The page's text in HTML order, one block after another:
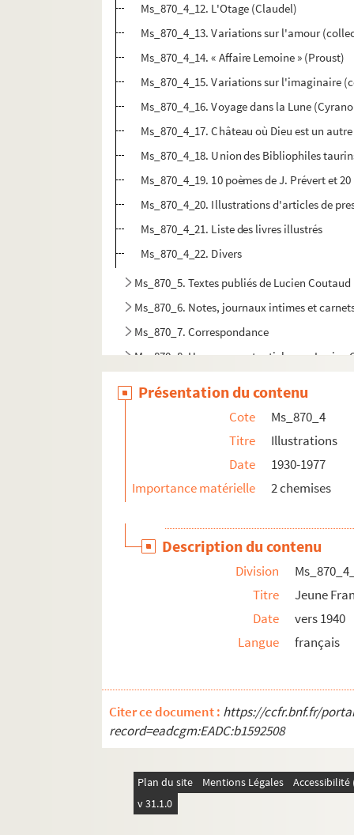
Ms_870_4_12. L'Otage (Claudel)
Ms_870_4_13. Variations sur l'amour
Ms_870_4_14. « Affaire Lemoine » (Proust)
Ms_870_4_15. Variations sur l'imaginaire
Ms_870_4_16. Voyage dans la Lune
Ms_870_4_17. Château où Dieu est un
Ms_870_4_18. Union des Bibliophiles
Ms_870_4_19. 10 poèmes de J. Prévert et
Ms_870_4_20. Illustrations d'articles de
Ms_870_4_21. Liste des livres illustrés
Ms_870_4_22. Divers
Ms_870_5. Textes publiés de Lucien Coutaud
Ms_870_6. Notes, journaux intimes et
Ms_870_7. Correspondance
Ms_870_8. Hommages et articles sur Lucien
Présentation du contenu
Cote
Ms_870_4
Titre
Illustrations
Date
1930-1977
Importance matérielle
2 chemises
Description du contenu
Division
Titre
Jeune
Date
vers 1940
Langue
français
Citer ce document : https://ccfr.bnf.fr/
record=eadcgm:EADC:b1592508
Plan du site Mentions Légales
v 31.1.0